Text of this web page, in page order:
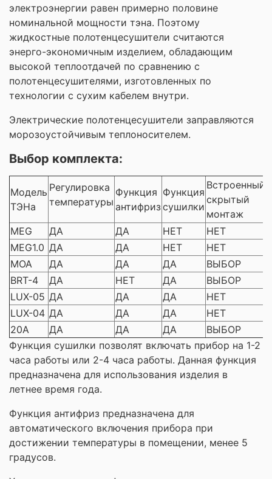
электроэнергии равен примерно половине
номинальной мощности тэна. Поэтому
жидкостные полотенцесушители считаются
энерго-экономичным изделием, обладающим
высокой теплоотдачей по сравнению с
полотенцесушителями, изготовленных по
технологии с сухим кабелем внутри.
Электрические полотенцесушители заправляются
морозоустойчивым теплоносителем.
Выбор комплекта:
Модель
ТЭНа
Регулировка
температуры
Функция
антифриз
Функция
сушилки
Встроенный
скрытый
монтаж
MEG
ДА ДА НЕТ НЕТ
MEG1.0 ДА ДА НЕТ НЕТ
MOA
ДА ДА ДА ВЫБОР
BRT-4
ДА НЕТ ДА ВЫБОР
LUX-05 ДА ДА ДА НЕТ
LUX-04 ДА ДА ДА НЕТ
20A
ДА ДА ДА ВЫБОР
Функция сушилки позволят включать прибор на 1-2
часа работы или 2-4 часа работы. Данная функция
предназначена для использования изделия в
летнее время года.
Функция антифриз предназначена для
автоматического включения прибора при
достижении температуры в помещении, менее 5
градусов.